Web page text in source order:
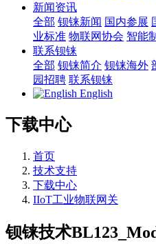
新闻资讯
全部 钡铼新闻 国内参展
业标准 物联网协会 智能
联系钡铼
全部 钡铼简介 钡铼海外
园招聘 联系钡铼
English
下载中心
首页
技术支持
下载中心
IIoT工业物联网关
钡铼技术